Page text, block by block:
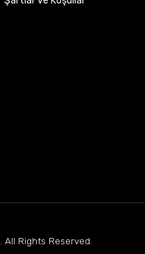
. All Rights Reserved.